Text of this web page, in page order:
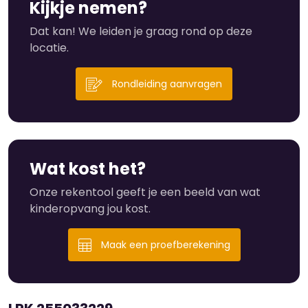
Kijkje nemen?
Dat kan! We leiden je graag rond op deze
locatie.
Rondleiding aanvragen
Wat kost het?
Onze rekentool geeft je een beeld van wat
kinderopvang jou kost.
Maak een proefberekening